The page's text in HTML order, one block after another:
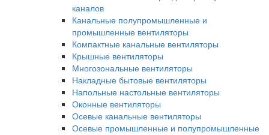
каналов
Канальные полупромышленные и
промышленные вентиляторы
Компактные канальные вентиляторы
Крышные вентиляторы
Многозональные вентиляторы
Накладные бытовые вентиляторы
Напольные настольные вентиляторы
Оконные вентиляторы
Осевые канальные вентиляторы
Осевые промышленные и полупромышленные